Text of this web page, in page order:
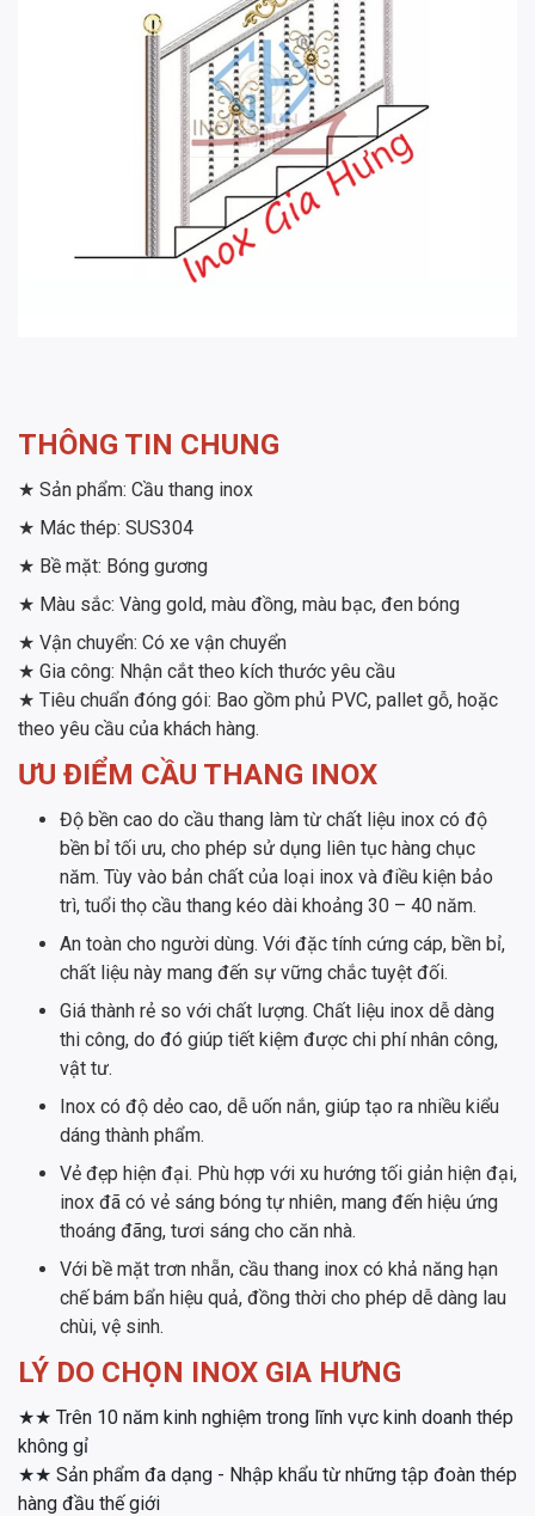
THÔNG TIN CHUNG
★ Sản phẩm: Cầu thang inox
★ Mác thép: SUS304
★ Bề mặt: Bóng gương
★ Màu sắc: Vàng gold, màu đồng, màu bạc, đen bóng
★ Vận chuyển: Có xe vận chuyển
★ Gia công: Nhận cắt theo kích thước yêu cầu
★ Tiêu chuẩn đóng gói: Bao gồm phủ PVC, pallet gỗ, hoặc
theo yêu cầu của khách hàng.
ƯU ĐIỂM CẦU THANG INOX
Độ bền cao do cầu thang làm từ chất liệu inox có độ
bền bỉ tối ưu, cho phép sử dụng liên tục hàng chục
năm. Tùy vào bản chất của loại inox và điều kiện bảo
trì, tuổi thọ cầu thang kéo dài khoảng 30 – 40 năm.
An toàn cho người dùng. Với đặc tính cứng cáp, bền bỉ,
chất liệu này mang đến sự vững chắc tuyệt đối.
Giá thành rẻ so với chất lượng. Chất liệu inox dễ dàng
thi công, do đó giúp tiết kiệm được chi phí nhân công,
vật tư.
Inox có độ dẻo cao, dễ uốn nắn, giúp tạo ra nhiều kiểu
dáng thành phẩm.
Vẻ đẹp hiện đại. Phù hợp với xu hướng tối giản hiện đại,
inox đã có vẻ sáng bóng tự nhiên, mang đến hiệu ứng
thoáng đãng, tươi sáng cho căn nhà.
Với bề mặt trơn nhẵn, cầu thang inox có khả năng hạn
chế bám bẩn hiệu quả, đồng thời cho phép dễ dàng lau
chùi, vệ sinh.
LÝ DO CHỌN INOX GIA HƯNG
★★ Trên 10 năm kinh nghiệm trong lĩnh vực kinh doanh thép
không gỉ
★★ Sản phẩm đa dạng - Nhập khẩu từ những tập đoàn thép
hàng đầu thế giới